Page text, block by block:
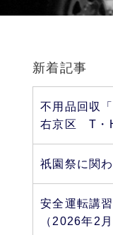
新着記事
不用品回収
右京区 T・
祇園祭に関
安全運転講
（2026年2